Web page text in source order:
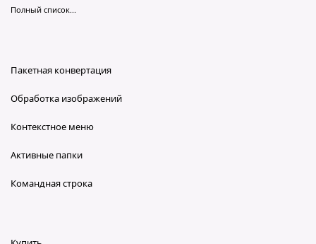
Полный список...
Пакетная конвертация
Обработка изображений
Контекстное меню
Активные папки
Командная строка